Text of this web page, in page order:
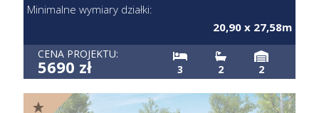
Minimalne wymiary działki:
20,90 x 27,58m
CENA PROJEKTU:
5690 zł 3 2 2